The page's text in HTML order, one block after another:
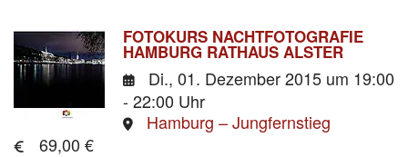
FOTOKURS NACHTFOTOGRAFIE
HAMBURG RATHAUS ALSTER
Di., 01. Dezember 2015 um 19:00
- 22:00 Uhr
Hamburg – Jungfernstieg
69,00 €